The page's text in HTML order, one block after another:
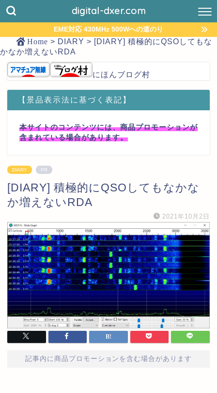
digital-dxer.com
EME対応 430MHz 500Wへの道のり
Home > DIARY > [DIARY] 積極的にQSOしてもな
かなか増えないRDA
にほんブログ村
【景品表示法に基づく表記】
本サイトのコンテンツには、商品プロモーションが
含まれている場合があります。
DIARY PR
[DIARY] 積極的にQSOしてもなかな
か増えないRDA
2021年10月2日
記事内に商品プロモーションを含む場合があります